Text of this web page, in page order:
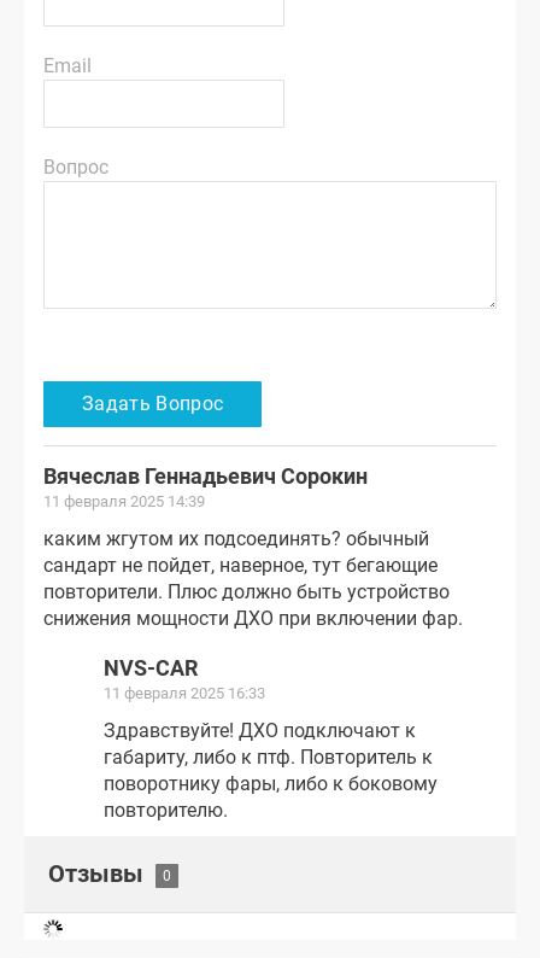
Email
Вопрос
Вячеслав Геннадьевич Сорокин
11 февраля 2025 14:39
каким жгутом их подсоединять? обычный
сандарт не пойдет, наверное, тут бегающие
повторители. Плюс должно быть устройство
снижения мощности ДХО при включении фар.
NVS-CAR
11 февраля 2025 16:33
Здравствуйте! ДХО подключают к
габариту, либо к птф. Повторитель к
поворотнику фары, либо к боковому
повторителю.
Отзывы